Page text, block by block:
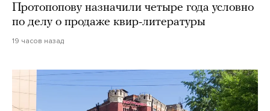
Протопопову назначили четыре года условно
по делу о продаже квир-литературы
19 часов назад